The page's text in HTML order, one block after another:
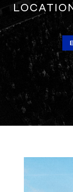
LOCATION MATÉRIEL FESTIVAL